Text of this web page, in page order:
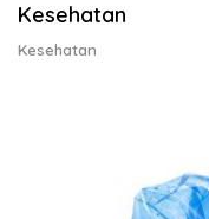
Kesehatan
Kesehatan